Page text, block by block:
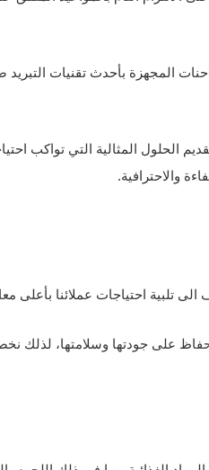
المجهزة بأحدث تقنيات التبريد
الحلول المثالية التي تواكب
والاحترافية.
احتياجات عملائنا بأعلى
على جودتها وسلامتها، لذلك